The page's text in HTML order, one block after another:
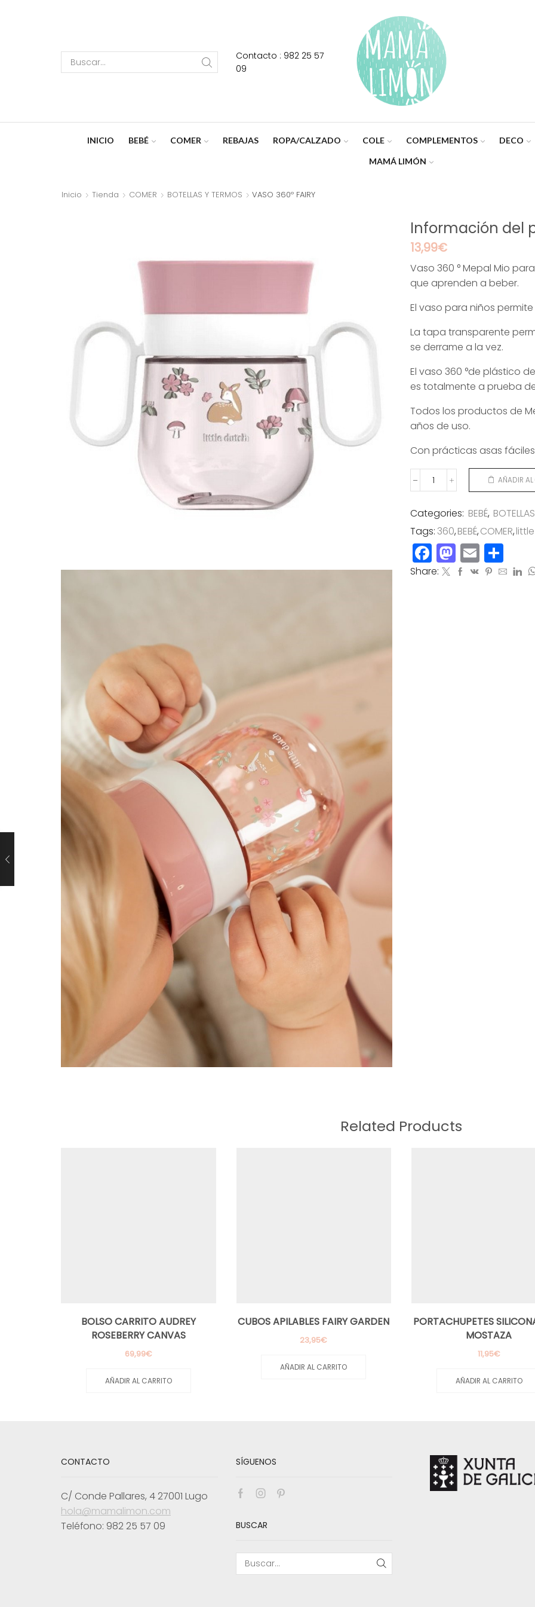
Contacto : 982 25 57
09
INICIO BEBÉ COMER REBAJAS ROPA/CALZADO COLE COMPLEMENTOS DECO
MAMÁ LIMÓN
Inicio Tienda COMER BOTELLAS Y TERMOS VASO 360º FAIRY
Información del
13,99€
Vaso 360 ° Mepal Mio
que aprenden a beber.
El vaso para niños
La tapa transparente
se derrame a la vez.
El vaso 360 °de plástico
es totalmente a prueba
Todos los productos de
años de uso.
Con prácticas asas
VASO
FAIRY
cantidad
AÑADIR AL
Categories: BEBÉ,
Tags: 360,BEBÉ,COMER,
Facebook
Email
Share:
Related Products
BOLSO CARRITO AUDREY
ROSEBERRY CANVAS
69,99€
AÑADIR AL CARRITO
CUBOS APILABLES FAIRY GARDEN
23,95€
AÑADIR AL CARRITO
PORTACHUPETES
MOSTAZA
11,95€
AÑADIR AL CARRITO
CONTACTO
C/ Conde Pallares, 4 27001 Lugo
hola@mamalimon.com
Teléfono: 982 25 57 09
SÍGUENOS
Facebook
Instagram
Pinterest
BUSCAR
BUSCAR